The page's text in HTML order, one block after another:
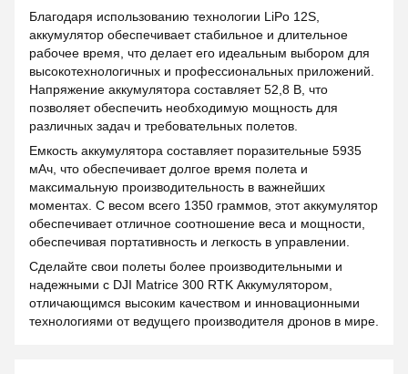
Благодаря использованию технологии LiPo 12S,
аккумулятор обеспечивает стабильное и длительное
рабочее время, что делает его идеальным выбором для
высокотехнологичных и профессиональных приложений.
Напряжение аккумулятора составляет 52,8 В, что
позволяет обеспечить необходимую мощность для
различных задач и требовательных полетов.
Емкость аккумулятора составляет поразительные 5935
мАч, что обеспечивает долгое время полета и
максимальную производительность в важнейших
моментах. С весом всего 1350 граммов, этот аккумулятор
обеспечивает отличное соотношение веса и мощности,
обеспечивая портативность и легкость в управлении.
Сделайте свои полеты более производительными и
надежными с DJI Matrice 300 RTK Аккумулятором,
отличающимся высоким качеством и инновационными
технологиями от ведущего производителя дронов в мире.